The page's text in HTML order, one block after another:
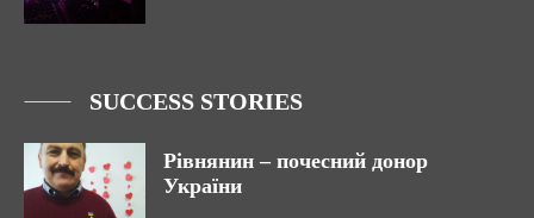
SUCCESS STORIES
Рівнянин – почесний донор
України